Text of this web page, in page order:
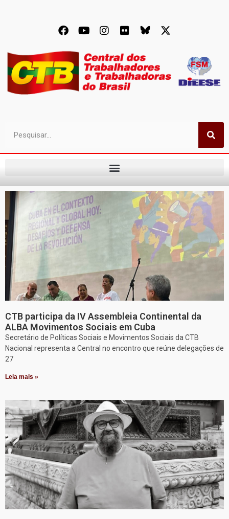
CTB participa da IV Assembleia Continental da
ALBA Movimentos Sociais em Cuba
Secretário de Políticas Sociais e Movimentos Sociais da CTB
Nacional representa a Central no encontro que reúne delegações de
27
Leia mais »